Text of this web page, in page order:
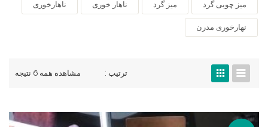
میز چوبی گرد میز گرد ناهار خوری ناهارخوری
نهارخوری مدرن
مشاهده همه 6 نتیجه ترتیب :